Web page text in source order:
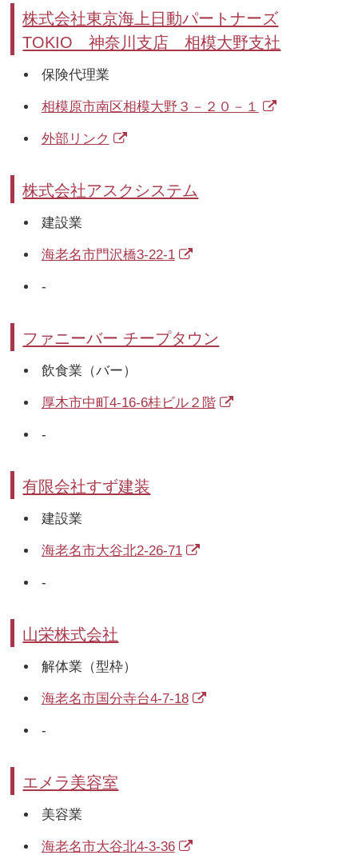
株式会社東京海上日動パートナーズ
TOKIO 神奈川支店 相模大野支社
保険代理業
相模原市南区相模大野３－２０－１
外部リンク
株式会社アスクシステム
建設業
海老名市門沢橋3-22-1
-
ファニーバー チープタウン
飲食業（バー）
厚木市中町4-16-6桂ビル２階
-
有限会社すず建装
建設業
海老名市大谷北2-26-71
-
山栄株式会社
解体業（型枠）
海老名市国分寺台4-7-18
-
エメラ美容室
美容業
海老名市大谷北4-3-36